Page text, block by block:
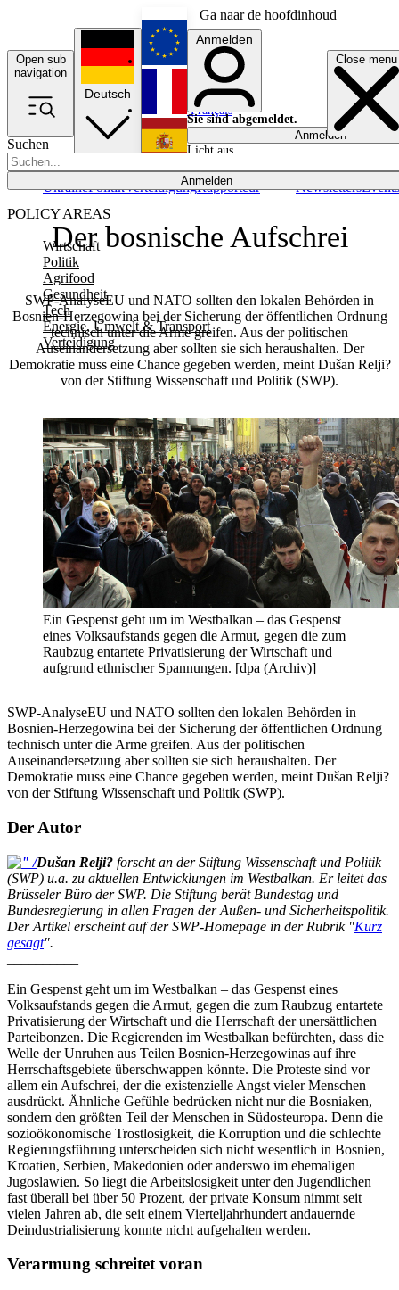
Ga naar de hoofdinhoud
Open sub
navigation
Close menu
Suchen
Anmelden
POLICY AREAS
Wirtschaft
Politik
Agrifood
Gesundheit
Tech
Energie, Umwelt & Transport
Verteidigung
UkrainePolitikVerteidigungRapporteur NewslettersEvents
Deutsch
English
Français
Anmelden
Sie sind abgemeldet.
Anmelden
Licht aus
Der bosnische Aufschrei
SWP-AnalyseEU und NATO sollten den lokalen Behörden in
Bosnien-Herzegowina bei der Sicherung der öffentlichen Ordnung
technisch unter die Arme greifen. Aus der politischen
Auseinandersetzung aber sollten sie sich heraushalten. Der
Demokratie muss eine Chance gegeben werden, meint Dušan Relji?
von der Stiftung Wissenschaft und Politik (SWP).
Ein Gespenst geht um im Westbalkan – das Gespenst
eines Volksaufstands gegen die Armut, gegen die zum
Raubzug entartete Privatisierung der Wirtschaft und
aufgrund ethnischer Spannungen. [dpa (Archiv)]
SWP-AnalyseEU und NATO sollten den lokalen Behörden in
Bosnien-Herzegowina bei der Sicherung der öffentlichen Ordnung
technisch unter die Arme greifen. Aus der politischen
Auseinandersetzung aber sollten sie sich heraushalten. Der
Demokratie muss eine Chance gegeben werden, meint Dušan Relji?
von der Stiftung Wissenschaft und Politik (SWP).
Der Autor
Dušan Relji? forscht an der Stiftung Wissenschaft und Politik
(SWP) u.a. zu aktuellen Entwicklungen im Westbalkan. Er leitet das
Brüsseler Büro der SWP. Die Stiftung berät Bundestag und
Bundesregierung in allen Fragen der Außen- und Sicherheitspolitik.
Der Artikel erscheint auf der SWP-Homepage in der Rubrik "Kurz
gesagt".
Ein Gespenst geht um im Westbalkan – das Gespenst eines
Volksaufstands gegen die Armut, gegen die zum Raubzug entartete
Privatisierung der Wirtschaft und die Herrschaft der unersättlichen
Parteibonzen. Die Regierenden im Westbalkan befürchten, dass die
Welle der Unruhen aus Teilen Bosnien-Herzegowinas auf ihre
Herrschaftsgebiete überschwappen könnte. Die Proteste sind vor
allem ein Aufschrei, der die existenzielle Angst vieler Menschen
ausdrückt. Ähnliche Gefühle bedrücken nicht nur die Bosniaken,
sondern den größten Teil der Menschen in Südosteuropa. Denn die
sozioökonomische Trostlosigkeit, die Korruption und die schlechte
Regierungsführung unterscheiden sich nicht wesentlich in Bosnien,
Kroatien, Serbien, Makedonien oder anderswo im ehemaligen
Jugoslawien. So liegt die Arbeitslosigkeit unter den Jugendlichen
fast überall bei über 50 Prozent, der private Konsum nimmt seit
vielen Jahren ab, die seit einem Vierteljahrhundert andauernde
Deindustrialisierung konnte nicht aufgehalten werden.
Verarmung schreitet voran